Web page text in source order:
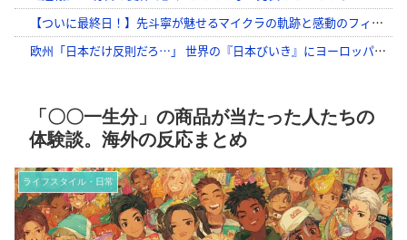
「〇〇一生分」の商品が当たった人たちの
体験談。海外の反応まとめ
ライフスタイル・日常